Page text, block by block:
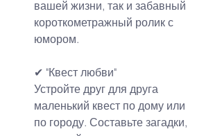
вашей жизни, так и забавный
короткометражный ролик с
юмором.
✔ "Квест любви"
Устройте друг для друга
маленький квест по дому или
по городу. Составьте загадки,